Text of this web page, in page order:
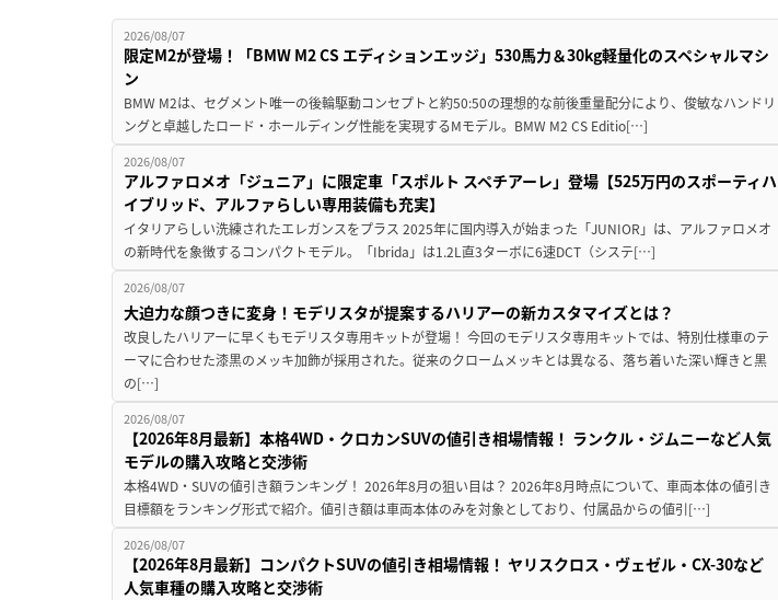
2026/08/07
限定M2が登場！「BMW M2 CS エディションエッジ」530馬力＆30kg軽量化のスペシャルマシ
ン
BMW M2は、セグメント唯一の後輪駆動コンセプトと約50:50の理想的な前後重量配分により、俊敏なハンドリ
ングと卓越したロード・ホールディング性能を実現するMモデル。BMW M2 CS Editio[…]
2026/08/07
アルファロメオ「ジュニア」に限定車「スポルト スペチアーレ」登場【525万円のスポーティハ
イブリッド、アルファらしい専用装備も充実】
イタリアらしい洗練されたエレガンスをプラス 2025年に国内導入が始まった「JUNIOR」は、アルファロメオ
の新時代を象徴するコンパクトモデル。「Ibrida」は1.2L直3ターボに6速DCT（システ[…]
2026/08/07
大迫力な顔つきに変身！モデリスタが提案するハリアーの新カスタマイズとは？
改良したハリアーに早くもモデリスタ専用キットが登場！ 今回のモデリスタ専用キットでは、特別仕様車のテ
ーマに合わせた漆黒のメッキ加飾が採用された。従来のクロームメッキとは異なる、落ち着いた深い輝きと黒
の[…]
2026/08/07
【2026年8月最新】本格4WD・クロカンSUVの値引き相場情報！ ランクル・ジムニーなど人気
モデルの購入攻略と交渉術
本格4WD・SUVの値引き額ランキング！ 2026年8月の狙い目は？ 2026年8月時点について、車両本体の値引き
目標額をランキング形式で紹介。値引き額は車両本体のみを対象としており、付属品からの値引[…]
2026/08/07
【2026年8月最新】コンパクトSUVの値引き相場情報！ ヤリスクロス・ヴェゼル・CX-30など
人気車種の購入攻略と交渉術